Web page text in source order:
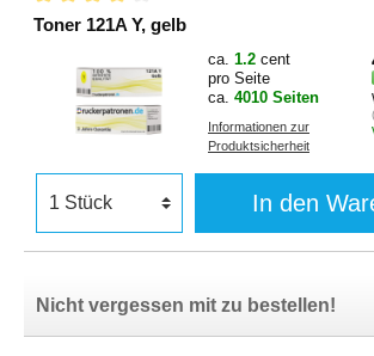
Toner 121A Y, gelb
ca. 1.2 cent
pro Seite
ca. 4010 Seiten
Informationen zur
Produktsicherheit
In den
Nicht vergessen mit zu bestellen!